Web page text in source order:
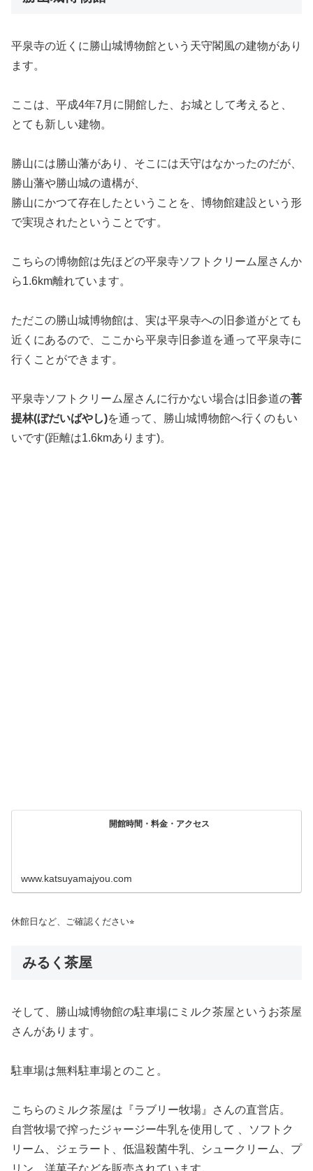
平泉寺の近くに勝山城博物館という天守閣風の建物があり
ます。
ここは、平成4年7月に開館した、お城として考えると、
とても新しい建物。
勝山には勝山藩があり、そこには天守はなかったのだが、
勝山藩や勝山城の遺構が、
勝山にかつて存在したということを、博物館建設という形
で実現されたということです。
こちらの博物館は先ほどの平泉寺ソフトクリーム屋さんか
ら1.6km離れています。
ただこの勝山城博物館は、実は平泉寺への旧参道がとても
近くにあるので、ここから平泉寺旧参道を通って平泉寺に
行くことができます。
平泉寺ソフトクリーム屋さんに行かない場合は旧参道の菩
提林(ぼだいばやし)を通って、勝山城博物館へ行くのもい
いです(距離は1.6kmあります)。
開館時間・料金・アクセス
www.katsuyamajyou.com
休館日など、ご確認ください⭐︎
みるく茶屋
そして、勝山城博物館の駐車場にミルク茶屋というお茶屋
さんがあります。
駐車場は無料駐車場とのこと。
こちらのミルク茶屋は『ラブリー牧場』さんの直営店。
自営牧場で搾ったジャージー牛乳を使用して 、ソフトク
リーム、ジェラート、低温殺菌牛乳、シュークリーム、プ